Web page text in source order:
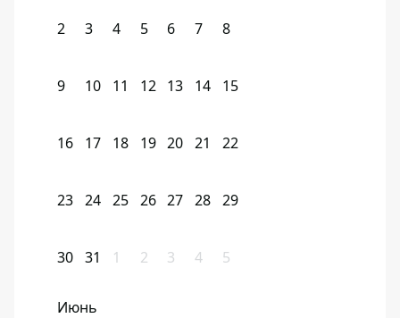
2 3 4 5 6 7 8
9 10 11 12 13 14 15
16 17 18 19 20 21 22
23 24 25 26 27 28 29
30 31 1 2 3 4 5
Июнь